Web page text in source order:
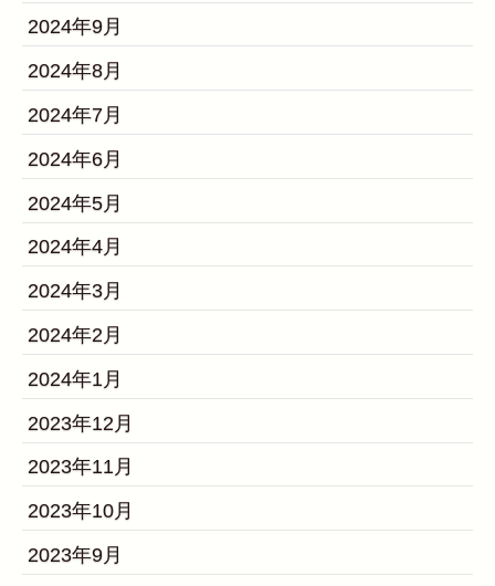
2024年9月
2024年8月
2024年7月
2024年6月
2024年5月
2024年4月
2024年3月
2024年2月
2024年1月
2023年12月
2023年11月
2023年10月
2023年9月